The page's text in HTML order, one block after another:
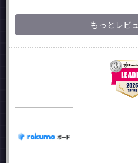
もっとレビ